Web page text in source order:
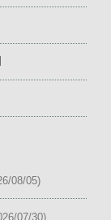
08/05)
07/30)